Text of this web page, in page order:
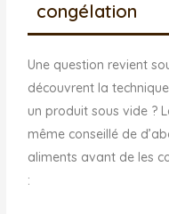
congélation
Une question revient
découvrent la
un produit sous vide ?
même conseillé de
aliments avant de les
: